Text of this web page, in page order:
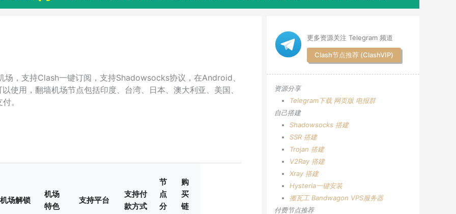
，支持Clash一键订阅，支持Shadowsocks协议，在Android、
使用，翻墙机场节点包括印度、台湾、日本、澳大利亚、美国、
。
机场解锁
机场
特色
支持平台
支持付
款方式
节
点
分
购
买
链
更多资源关注 Telegram 频道
Clash节点推荐 (ClashVIP)
资源分享
Telegram下载 网页版 电报群
自己搭建
Shadowsocks 搭建
SSR 搭建
Trojan 搭建
V2Ray 搭建
Xray 搭建
Hysteria一键安装
搬瓦工 Bandwagon VPS服务器
付费节点推荐